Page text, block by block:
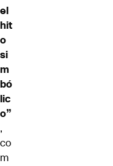
el
hit
o
si
m
bó
lic
o”
,
co
m